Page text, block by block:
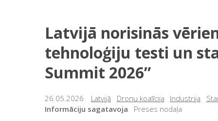
Latvijā norisinās
tehnoloģiju testi un
Summit 2026”
26.05.2026 Latvijā Dronu koalīcija Industrija
Informāciju sagatavoja
Preses nodaļa